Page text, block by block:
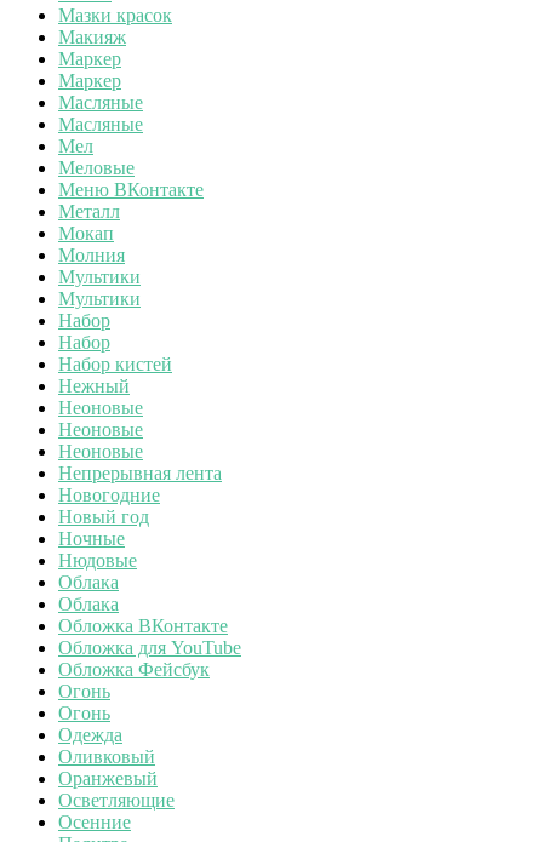
Мазки красок
Макияж
Маркер
Маркер
Масляные
Масляные
Мел
Меловые
Меню ВКонтакте
Металл
Мокап
Молния
Мультики
Мультики
Набор
Набор
Набор кистей
Нежный
Неоновые
Неоновые
Неоновые
Непрерывная лента
Новогодние
Новый год
Ночные
Нюдовые
Облака
Облака
Обложка ВКонтакте
Обложка для YouTube
Обложка Фейсбук
Огонь
Огонь
Одежда
Оливковый
Оранжевый
Осветляющие
Осенние